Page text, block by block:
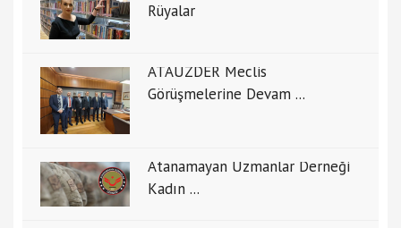
Rüyalar
ATAUZDER Meclis
Görüşmelerine Devam ...
Atanamayan Uzmanlar Derneği
Kadın ...